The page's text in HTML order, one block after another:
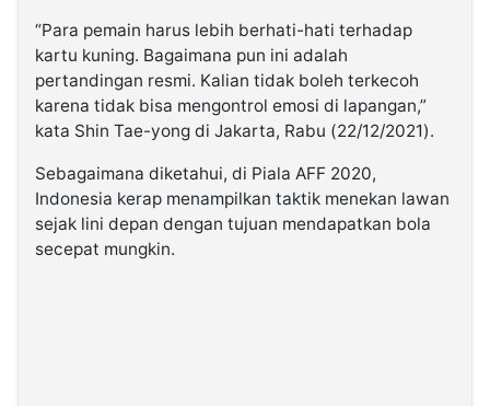
“Para pemain harus lebih berhati-hati terhadap
kartu kuning. Bagaimana pun ini adalah
pertandingan resmi. Kalian tidak boleh terkecoh
karena tidak bisa mengontrol emosi di lapangan,”
kata Shin Tae-yong di Jakarta, Rabu (22/12/2021).
Sebagaimana diketahui, di Piala AFF 2020,
Indonesia kerap menampilkan taktik menekan lawan
sejak lini depan dengan tujuan mendapatkan bola
secepat mungkin.